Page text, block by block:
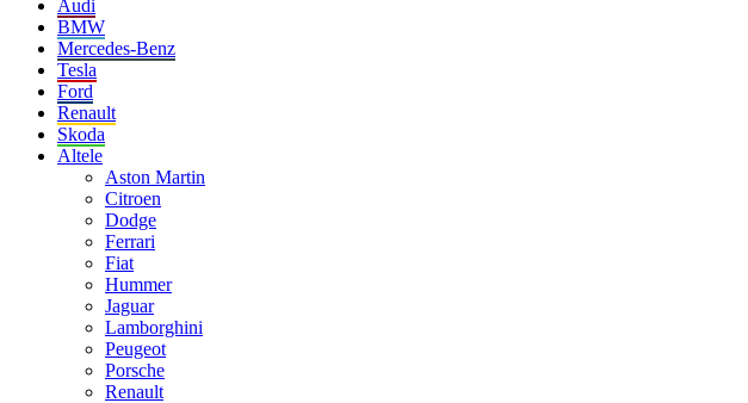
Audi
BMW
Mercedes-Benz
Tesla
Ford
Renault
Skoda
Altele
Aston Martin
Citroen
Dodge
Ferrari
Fiat
Hummer
Jaguar
Lamborghini
Peugeot
Porsche
Renault